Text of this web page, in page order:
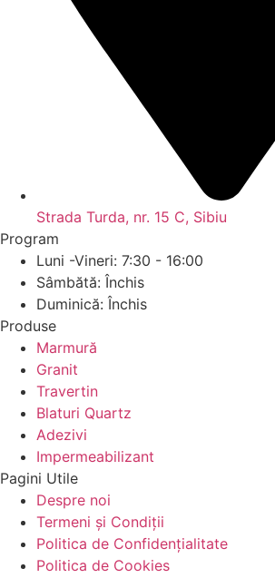
Strada Turda, nr. 15 C, Sibiu
Program
Luni -Vineri: 7:30 - 16:00
Sâmbătă: Închis
Duminică: Închis
Produse
Marmură
Granit
Travertin
Blaturi Quartz
Adezivi
Impermeabilizant
Pagini Utile
Despre noi
Termeni și Condiții
Politica de Confidențialitate
Politica de Cookies